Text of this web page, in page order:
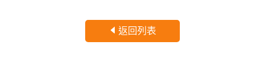
返回列表